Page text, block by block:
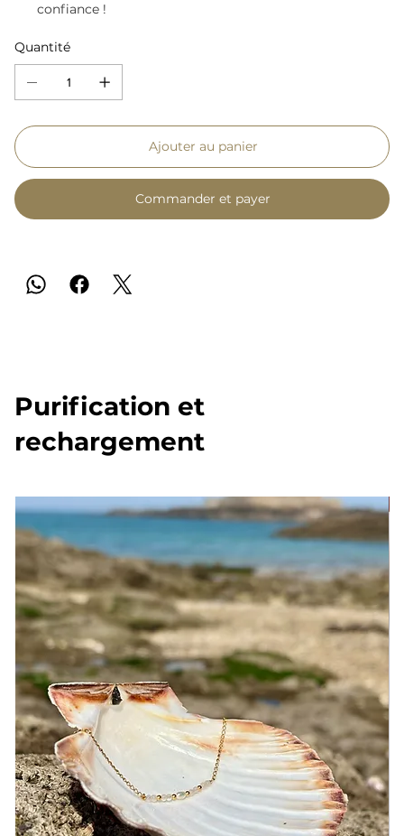
confiance !
Quantité
Ajouter au panier
Commander et payer
Purification et
rechargement